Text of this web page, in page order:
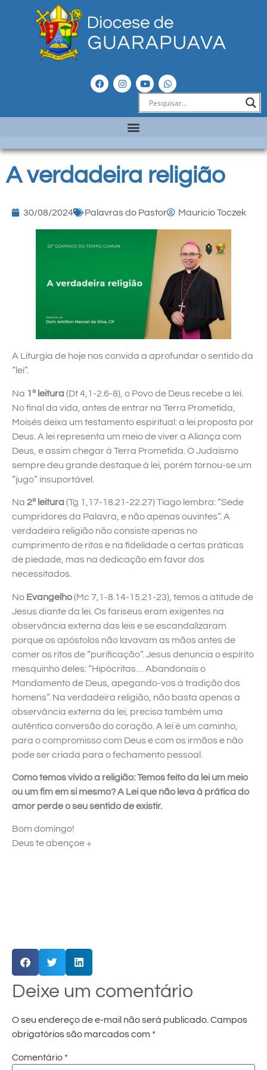
A verdadeira religião
30/08/2024 Palavras do Pastor Mauricio Toczek
A Liturgia de hoje nos convida a aprofundar o sentido da
“lei”.
Na 1ª leitura (Dt 4,1-2.6-8), o Povo de Deus recebe a lei.
No final da vida, antes de entrar na Terra Prometida,
Moisés deixa um testamento espiritual: a lei proposta por
Deus. A lei representa um meio de viver a Aliança com
Deus, e assim chegar à Terra Prometida. O Judaísmo
sempre deu grande destaque à lei, porém tornou-se um
“jugo” insuportável.
Na 2ª leitura (Tg 1,17-18.21-22.27) Tiago lembra: “Sede
cumpridores da Palavra, e não apenas ouvintes”. A
verdadeira religião não consiste apenas no
cumprimento de ritos e na fidelidade a certas práticas
de piedade, mas na dedicação em favor dos
necessitados.
No Evangelho(Mc 7,1-8.14-15.21-23), temos a atitude de
Jesus diante da lei. Os fariseus eram exigentes na
observância externa das leis e se escandalizaram
porque os apóstolos não lavavam as mãos antes de
comer os ritos de “purificação”. Jesus denuncia o espírito
mesquinho deles: “Hipócritas… Abandonais o
Mandamento de Deus, apegando-vos à tradição dos
homens”. Na verdadeira religião, não basta apenas a
observância externa da lei, precisa também uma
autêntica conversão do coração. A lei é um caminho,
para o compromisso com Deus e com os irmãos e não
pode ser criada para o fechamento pessoal.
Como temos vivido a religião: Temos feito da lei um meio
ou um fim em si mesmo? A Lei que não leva à prática do
amor perde o seu sentido de existir.
Bom domingo!
Deus te abençoe +
Deixe um comentário
O seu endereço de e-mail não será publicado. Campos
obrigatórios são marcados com *
Comentário *